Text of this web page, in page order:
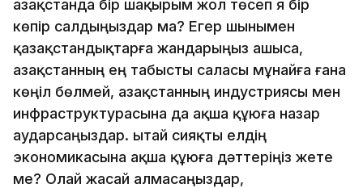
Қазақстанда бір шақырым жол төсеп я бір
көпір салдыңыздар ма? Егер шынымен
қазақстандықтарға жандарыңыз ашыса,
Қазақстанның ең табысты саласы мұнайға ғана
көңіл бөлмей, Қазақстанның индустриясы мен
инфраструктурасына да ақша құюға назар
аударсаңыздар. Қытай сияқты елдің
экономикасына ақша құюға дәттеріңіз жете
ме? Олай жасай алмасаңыздар,